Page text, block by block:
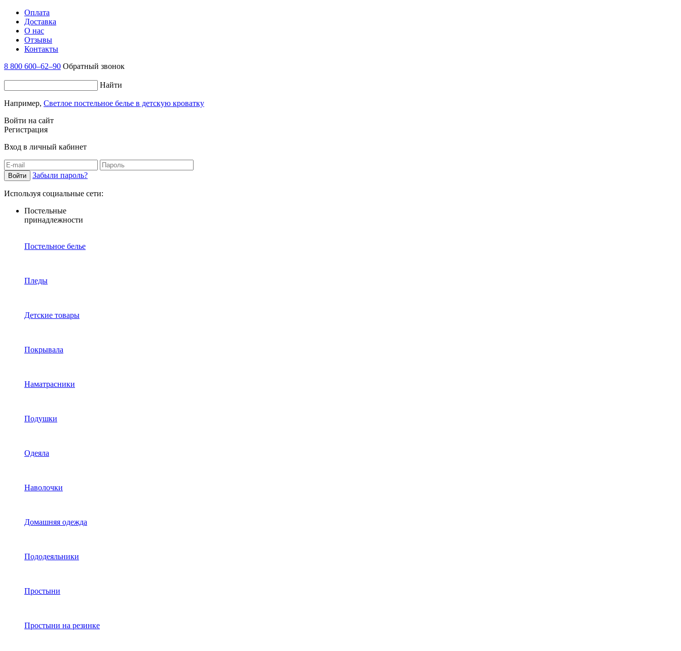
Оплата
Доставка
О нас
Отзывы
Контакты
8 800 600–62–90 Обратный звонок
Найти
Например, Светлое постельное белье в детскую кроватку
Войти на сайт
Регистрация
Вход в личный кабинет
Забыли пароль?
Используя социальные сети:
Постельные
принадлежности
Постельное белье
Пледы
Детские товары
Покрывала
Наматрасники
Подушки
Одеяла
Наволочки
Домашняя одежда
Пододеяльники
Простыни
Простыни на резинке